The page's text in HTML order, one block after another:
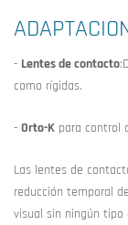
- Lentes de contacto
como rígidas.
- Orto-K para control
Las lentes de
reducción temporal
visual sin ningún tipo